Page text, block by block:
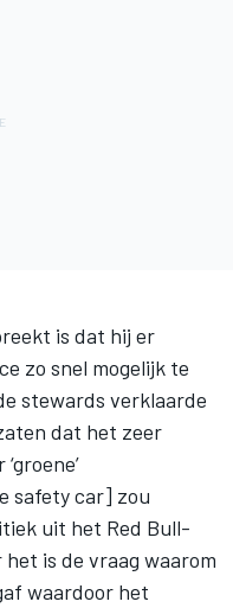
is dat hij er
zo snel mogelijk te
stewards verklaarde
dat het zeer
safety car] zou
uit het Red Bull-
is de vraag waarom
waardoor het